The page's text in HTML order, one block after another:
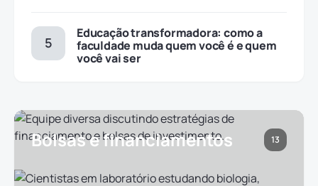
Educação transformadora: como a
faculdade muda quem você é e quem
você vai ser
Bolsas e financiamentos 13